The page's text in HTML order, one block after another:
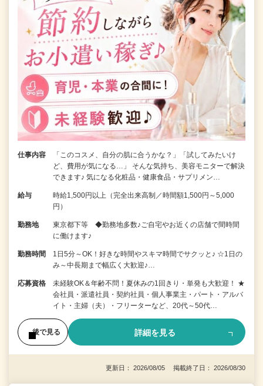
仕事内容
「このコスメ、自分の肌に合うかな？」「試してみたいけ
ど、費用が気になる…」 そんな気持ち、美容モニターで解決
できます♪ 気になる化粧品・健康食品・サプリメン…
給与
時給1,500円以上（完全出来高制／時間額1,500円～5,000
円）
勤務地
東京都下等 ◆勤務地多数♪ご自宅やお近くの店舗で間時間
に働けます♪
勤務時間
1日5分～OK！好きな時間やスキマ時間でサクッと♪ ☆1日の
み～中長期まで幅広く大歓迎♪…
応募資格
未経験OK＆年齢不問！夏休みの1回きり・単発も大歓迎！ ★
会社員・派遣社員・契約社員・個人事業主・パート・アルバ
イト・主婦（夫）・フリーターなど、20代～50代…
後で見る 詳細を見る
更新日： 2026/08/05 掲載終了日： 2026/08/30